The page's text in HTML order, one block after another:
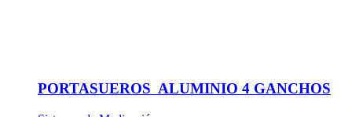
PORTASUEROS ALUMINIO 4 GANCHOS